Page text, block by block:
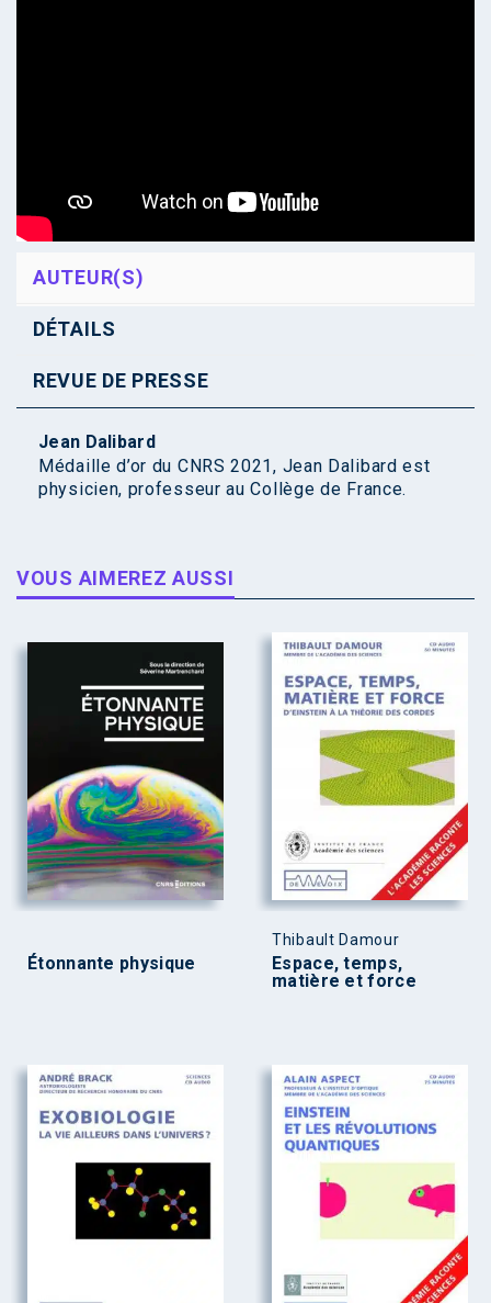
AUTEUR(S)
DÉTAILS
REVUE DE PRESSE
Jean Dalibard
Médaille d’or du CNRS 2021, Jean Dalibard est
physicien, professeur au Collège de France.
VOUS AIMEREZ AUSSI
Étonnante physique
Thibault Damour
Espace, temps,
matière et force